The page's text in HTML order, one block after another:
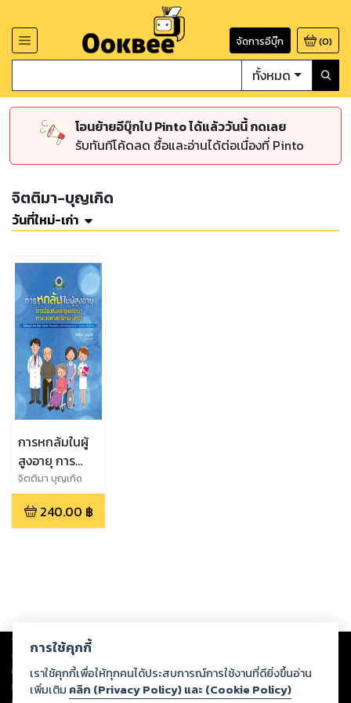
จัดการอีบุ๊ก (0)
ทั้งหมด
โอนย้ายอีบุ๊กไป Pinto ได้แล้ววันนี้ กดเลย
รับทันทีโค้ดลด ซื้อและอ่านได้ต่อเนื่องที่ Pinto
จิตติมา-บุญเกิด
วันที่ใหม่-เก่า
การหกล้มในผู้
สูงอายุ การ
ป้องกันและดูแล
รักษาทาง
เวชศาสตร์
จิตติมา บุญเกิด
240.00 ฿
Copyright © 2026
ต่อผลงานหรือเนื้อหาใดที่อัปโหลดผ่านเว็บไซต์และปรากฏว่าละเมิดสิทธิใน
ทรัพย์สินทางปัญญาของบุคคลอื่นหรือขัดต่อกฎหมายและศีลธรรม ดังนั้น ผู้อ่าน
ทุกท่านโปรดใช้วิจารณญาณในการกลั่นกรองด้วยตนเอง และหากท่านพบว่าส่วน
การใช้คุกกี้
เราใช้คุกกี้เพื่อให้ทุกคนได้ประสบการณ์การใช้งานที่ดียิ่งขึ้นอ่าน
เพิ่มเติม คลิก (Privacy Policy) และ (Cookie Policy)